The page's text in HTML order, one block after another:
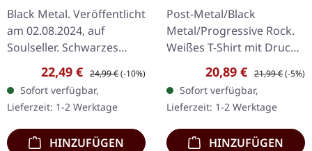
Black Metal. Veröffentlicht
am 02.08.2024, auf
Soulseller. Schwarzes
Vinyl. SIDE A: Psychotic
Symphony I Give The
Stranger A Sign Touch
This…
Verkaufspreis:
22,49 € Regulärer Preis:
24,99 €(-10%)
Sofort verfügbar,
Lieferzeit: 1-2 Werktage
HINZUFÜGEN
Post-Metal/Black
Metal/Progressive Rock.
Weißes T-Shirt mit Druck
auf Vorderseite. Gildan
Softstyle. 100%
Baumwolle.
Verkaufspreis:
20,89 € Regulärer
21,99 €(-5%)
Sofort verfügbar,
Lieferzeit: 1-2 Werktage
HINZUFÜGEN